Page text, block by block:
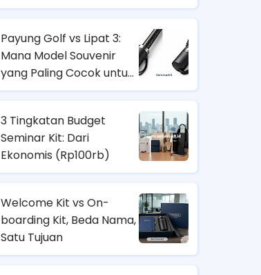
Payung Golf vs Lipat 3:
Mana Model Souvenir
yang Paling Cocok untuk
Nasabah Prioritas dan
3 Tingkatan Budget
Seminar Kit: Dari
Ekonomis (Rp100rb)
Welcome Kit vs On-
boarding Kit, Beda Nama,
Satu Tujuan